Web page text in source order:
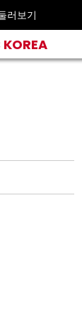
러보기
KOREA